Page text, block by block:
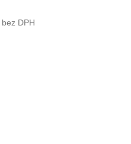
bez DPH